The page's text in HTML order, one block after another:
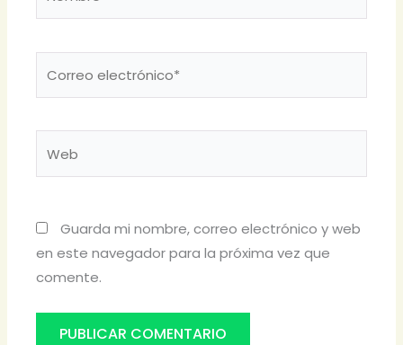
Guarda mi nombre, correo electrónico y web
en este navegador para la próxima vez que
comente.